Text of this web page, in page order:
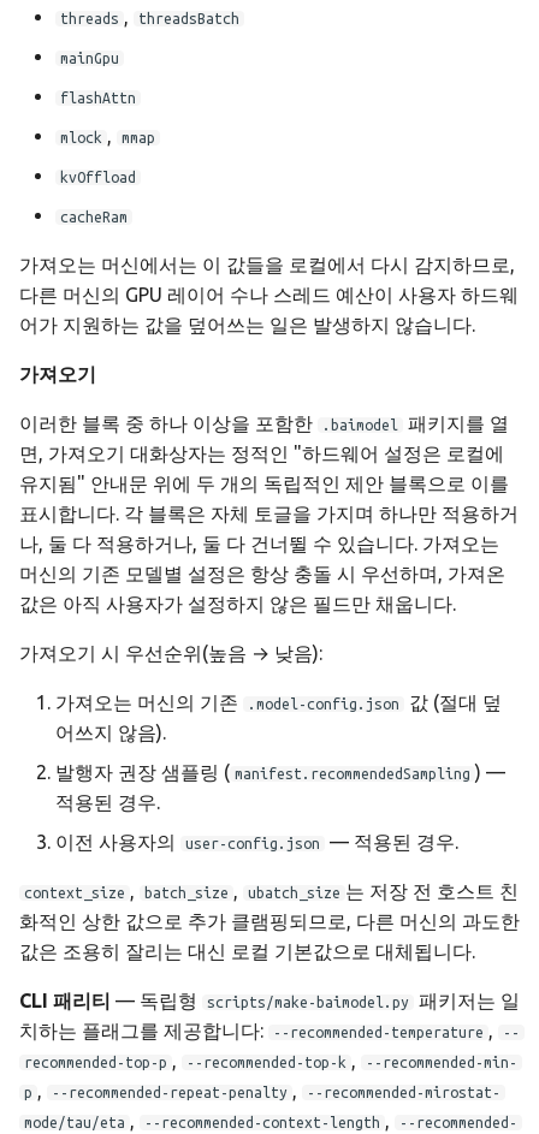
threads , threadsBatch
mainGpu
flashAttn
mlock , mmap
kvOffload
cacheRam
가져오는 머신에서는 이 값들을 로컬에서 다시 감지하므로,
다른 머신의 GPU 레이어 수나 스레드 예산이 사용자 하드웨
어가 지원하는 값을 덮어쓰는 일은 발생하지 않습니다.
가져오기
이러한 블록 중 하나 이상을 포함한 .baimodel
패키지를 열
면, 가져오기 대화상자는 정적인 "하드웨어 설정은 로컬에
유지됨" 안내문 위에 두 개의 독립적인 제안 블록으로 이를
표시합니다. 각 블록은 자체 토글을 가지며 하나만 적용하거
나, 둘 다 적용하거나, 둘 다 건너뛸 수 있습니다. 가져오는
머신의 기존 모델별 설정은 항상 충돌 시 우선하며, 가져온
값은 아직 사용자가 설정하지 않은 필드만 채웁니다.
가져오기 시 우선순위(높음 → 낮음):
가져오는 머신의 기존 .model-config.json
값 (절대 덮
어쓰지 않음).
발행자 권장 샘플링 ( manifest.recommendedSampling ) —
적용된 경우.
이전 사용자의
user-config.json — 적용된 경우.
context_size , batch_size , ubatch_size 는 저장 전 호스트 친
화적인 상한 값으로 추가 클램핑되므로, 다른 머신의 과도한
값은 조용히 잘리는 대신 로컬 기본값으로 대체됩니다.
CLI 패리티 — 독립형 scripts/make-baimodel.py
패키저는 일
치하는 플래그를 제공합니다:
--recommended-temperature ,
--
recommended-top-p , --recommended-top-k ,
--recommended-min-
p , --recommended-repeat-penalty ,
--recommended-mirostat-
mode/tau/eta , --recommended-context-length , --recommended-